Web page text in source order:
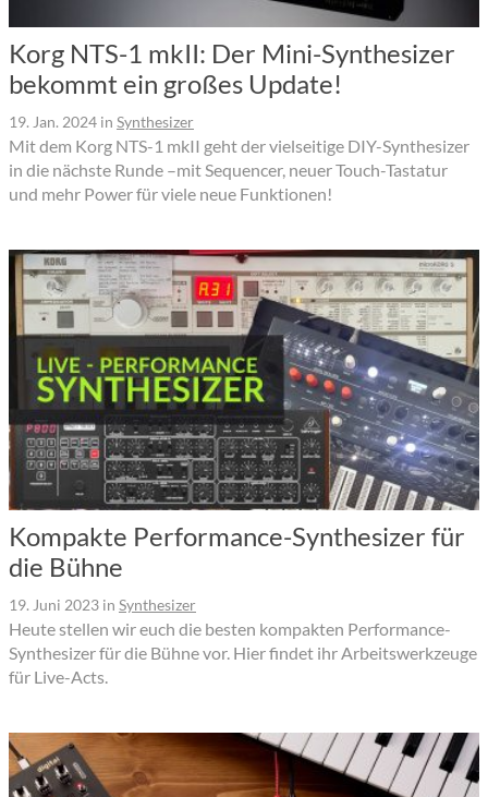
Korg NTS-1 mkII: Der Mini-Synthesizer
bekommt ein großes Update!
19. Jan. 2024 in Synthesizer
Mit dem Korg NTS-1 mkII geht der vielseitige DIY-Synthesizer
in die nächste Runde –mit Sequencer, neuer Touch-Tastatur
und mehr Power für viele neue Funktionen!
Kompakte Performance-Synthesizer für
die Bühne
19. Juni 2023 in Synthesizer
Heute stellen wir euch die besten kompakten Performance-
Synthesizer für die Bühne vor. Hier findet ihr Arbeitswerkzeuge
für Live-Acts.